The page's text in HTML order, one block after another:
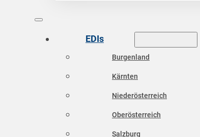
EDIs
Burgenland
Kärnten
Niederösterreich
Oberösterreich
Salzburg